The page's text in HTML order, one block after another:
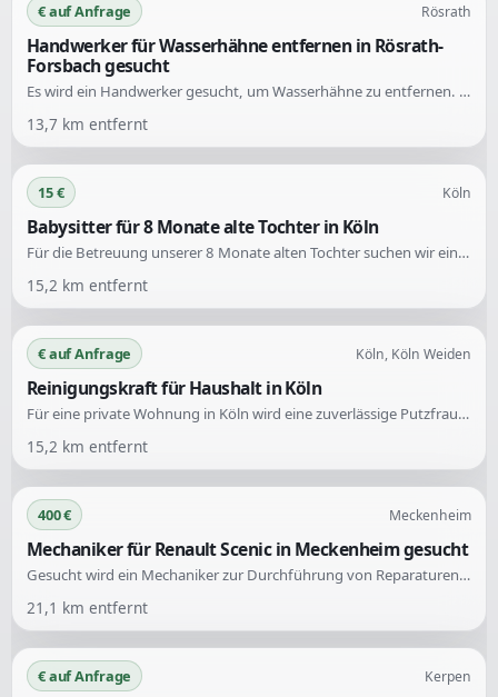
€ auf Anfrage Rösrath
Handwerker für Wasserhähne entfernen in Rösrath-
Forsbach gesucht
Es wird ein Handwerker gesucht, um Wasserhähne zu entfernen. Der Einsatzort ist Rösrath-Forsbach. Ein Foto ist verfügbar zur Veranschaulichung der Aufgabe.
13,7 km entfernt
15 € Köln
Babysitter für 8 Monate alte Tochter in Köln
Für die Betreuung unserer 8 Monate alten Tochter suchen wir eine warmherzige und geduldige Person. Die Betreuung soll 1-2 Mal pro Woche für 3-5 Stunden bei uns zuhause stattfinden.
15,2 km entfernt
€ auf Anfrage Köln, Köln Weiden
Reinigungskraft für Haushalt in Köln
Für eine private Wohnung in Köln wird eine zuverlässige Putzfrau gesucht. Die Arbeitszeit beträgt 1 bis 2 Stunden täglich, 5-mal pro Woche, mit flexibler Vereinbarung der Uhrzeit.
15,2 km entfernt
400 € Meckenheim
Mechaniker für Renault Scenic in Meckenheim gesucht
Gesucht wird ein Mechaniker zur Durchführung von Reparaturen an einem Renault Scenic 2.0 16V. Die Aufgaben umfassen den Austausch von Bremsleitungen, Bremscheiben, Stoßdämpfern und Scheinwerfern sowie die Vorbereitung für den TÜV.
21,1 km entfernt
€ auf Anfrage Kerpen